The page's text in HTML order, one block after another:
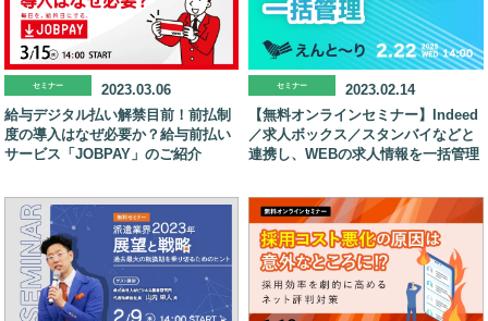
セミナー
2023.03.06
給与デジタル払い解禁目前！前払制
度の導入はなぜ必要か？給与前払い
サービス「JOBPAY」のご紹介
セミナー
2023.02.14
【無料オンラインセミナー】Indeed
／求人ボックス／スタンバイなどと
連携し、WEBの求人情報を一括管理